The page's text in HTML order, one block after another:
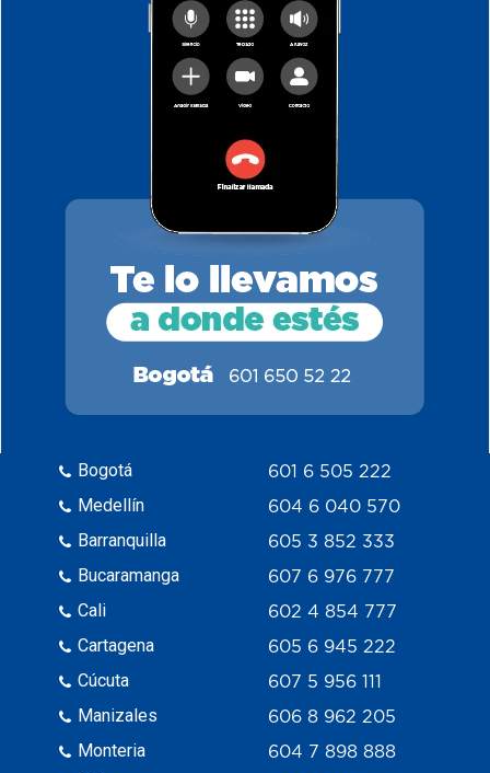
Bogotá
Medellín
Barranquilla
Bucaramanga
Cali
Cartagena
Cúcuta
Manizales
Monteria
601 6 505 222
604 6 040 570
605 3 852 333
607 6 976 777
602 4 854 777
605 6 945 222
607 5 956 111
606 8 962 205
604 7 898 888